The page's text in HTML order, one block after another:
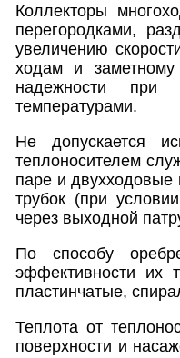
Коллекторы
перегородками,
увеличению
ходам и
надежности при
температурами.
Не допускается
теплоносителем
паре и двухходовые
трубок (при
через выходной
По способу
эффективности их
пластинчатые,
Теплота от
поверхности и